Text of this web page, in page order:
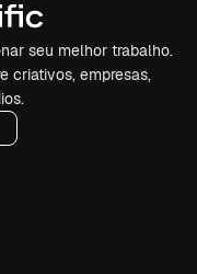
seu melhor trabalho.
criativos, empresas,